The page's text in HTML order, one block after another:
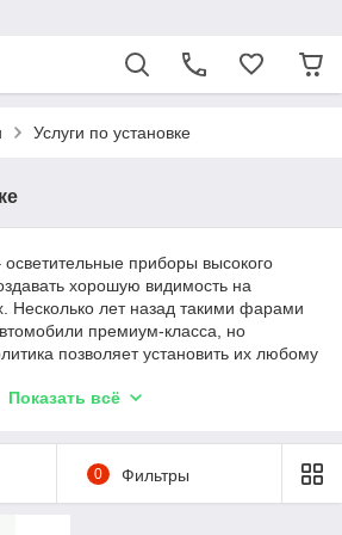
Услуги по установке
приборы высокого
хорошую видимость на
Несколько лет назад такими фарами
премиум-класса, но
позволяет установить их любому
они гораздо функциональнее
даже при установке на бюджетные
выбранных линз, им необходима
Показать всё
0 Фильтры